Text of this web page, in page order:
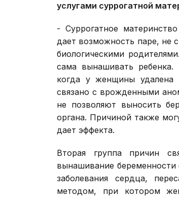
услугами суррогатной
- Суррогатное
дает возможность паре, не
биологическими
сама вынашивать
когда у женщины удалена
связано с врожденными
не позволяют выносить
органа. Причиной также
дает эффекта.
Вторая группа причин
вынашивание
заболевания сердца,
методом, при котором